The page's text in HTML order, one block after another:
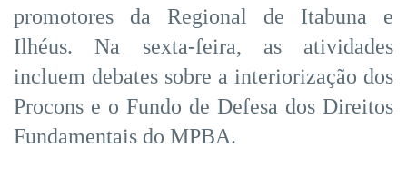
promotores da Regional de Itabuna e
Ilhéus. Na sexta-feira, as atividades
incluem debates sobre a interiorização dos
Procons e o Fundo de Defesa dos Direitos
Fundamentais do MPBA.